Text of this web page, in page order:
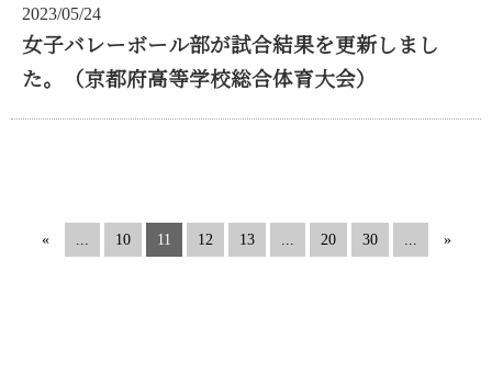
2023/05/24
女子バレーボール部が試合結果を更新しまし
た。（京都府高等学校総合体育大会）
« ... 10 11 12 13 ... 20 30 ... »